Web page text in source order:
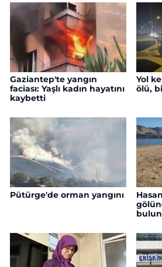
Gaziantep'te yangın
faciası: Yaşlı kadın hayatını
kaybetti
Yol
ölü,
Pütürge'de orman yangını